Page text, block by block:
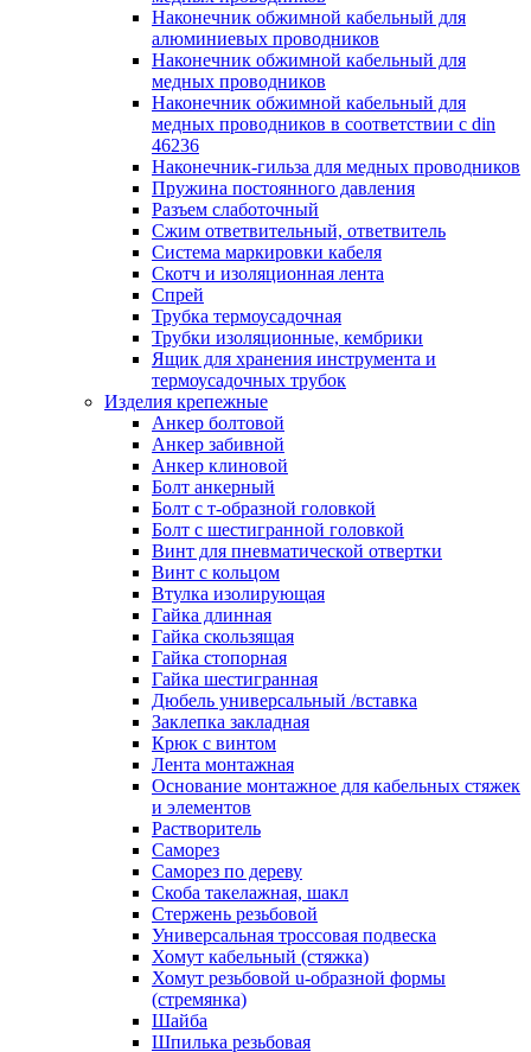
лотков
Пластина монтажная для
лотка
Потолочный кронштейн для
прокладки кабеля
Потолочный профиль для
Разделитель для лотка
Рейки профильные
несущие
Секция угловая для кабельных
Соединитель для кабельных
Каналы настенного и потолочного
Зажим кабельный для кабель-
Кабель-канал
Кабель-канал напольный
Кабель-канал настенный
Коробка монтажная для
кабель-канала
Коробка распределительная для
кабель-каналов
Крышка для настенного кабель-
Панель лицевая для настенного
канала
Перегородка разделительная для
настенного кабель-канала
Переходник для кабель-канала
Поворот для кабель-канала
Поворот для настенного кабель-
Рамка для ввода настенного
канала в стену/потолок/щит
Соединитель на стык для
кабель-канала
Соединитель/накладка на стык для
кабель-канала
Угол внешний для кабель-канала
Угол внешний для настенного
канала
Угол т-образный для кабель-
Колодки клеммные
Аксессуары для клеммной
Колодка заземления клеммная
Нулевая шина
Одно-многополюсная клеммная
разделительная для клеммной
Наконечник обжимной кабельный для
алюминиевых проводников
Наконечник обжимной кабельный для
медных проводников
Наконечник обжимной кабельный для
медных проводников в соответствии с din
46236
Наконечник-гильза для медных проводников
Пружина постоянного давления
Разъем слаботочный
Сжим ответвительный, ответвитель
Система маркировки кабеля
Скотч и изоляционная лента
Спрей
Трубка термоусадочная
Трубки изоляционные, кембрики
Ящик для хранения инструмента и
термоусадочных трубок
Изделия крепежные
Анкер болтовой
Анкер забивной
Анкер клиновой
Болт анкерный
Болт с т-образной головкой
Болт с шестигранной головкой
Винт для пневматической отвертки
Винт с кольцом
Втулка изолирующая
Гайка длинная
Гайка скользящая
Гайка стопорная
Гайка шестигранная
Дюбель универсальный /вставка
Заклепка закладная
Крюк с винтом
Лента монтажная
Основание монтажное для кабельных стяжек
и элементов
Растворитель
Саморез
Саморез по дереву
Скоба такелажная, шакл
Стержень резьбовой
Универсальная троссовая подвеска
Хомут кабельный (стяжка)
Хомут резьбовой u-образной формы
(стремянка)
Шайба
Шпилька резьбовая